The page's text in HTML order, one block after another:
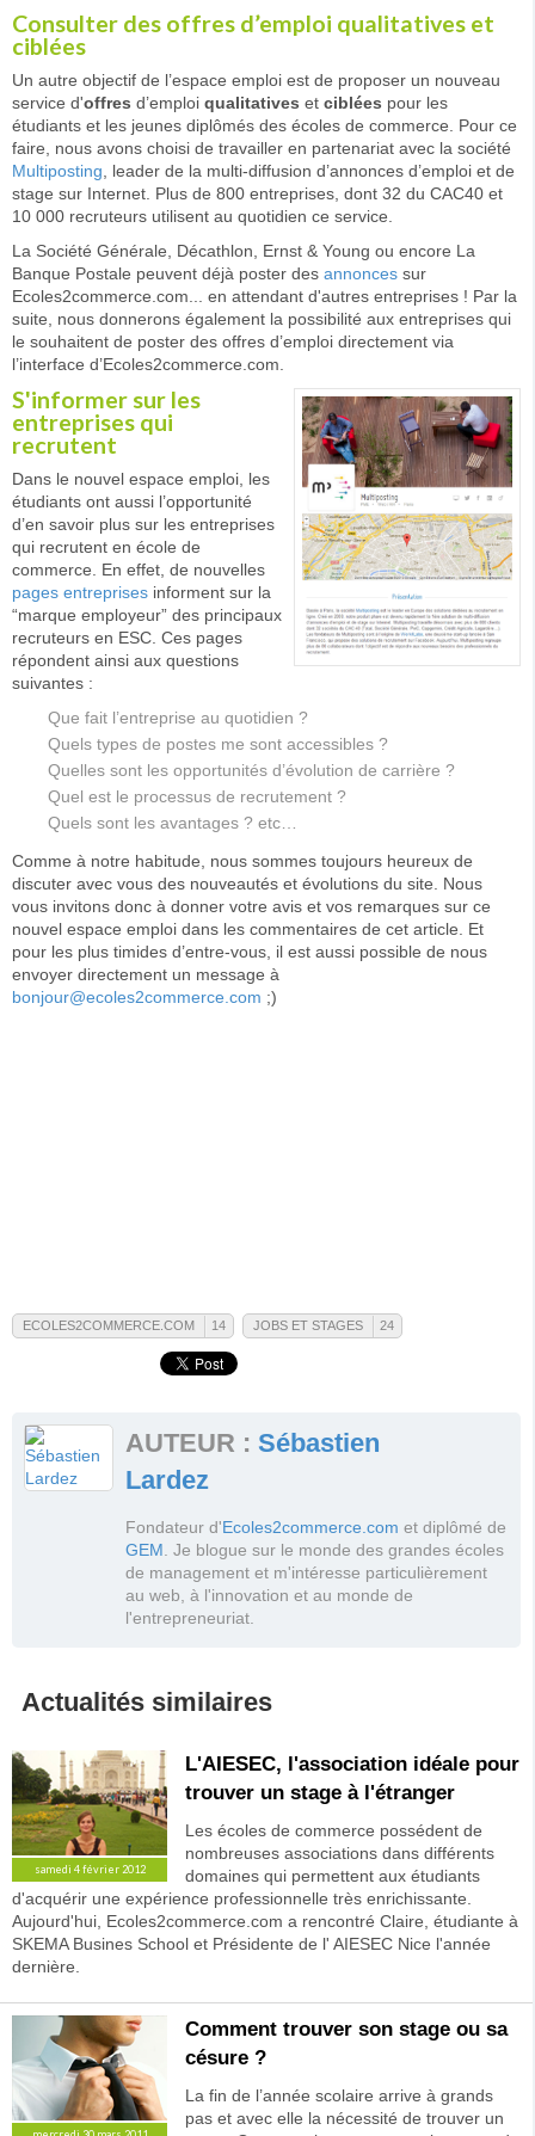
Consulter des offres d’emploi qualitatives et
ciblées
Un autre objectif de l’espace emploi est de proposer un nouveau
service d'offres d’emploi qualitatives et ciblées pour les
étudiants et les jeunes diplômés des écoles de commerce. Pour ce
faire, nous avons choisi de travailler en partenariat avec la société
Multiposting , leader de la multi-diffusion d’annonces d’emploi et de
stage sur Internet. Plus de 800 entreprises, dont 32 du CAC40 et
10 000 recruteurs utilisent au quotidien ce service.
La Société Générale, Décathlon, Ernst & Young ou encore La
Banque Postale peuvent déjà poster des annonces sur
Ecoles2commerce.com... en attendant d'autres entreprises ! Par la
suite, nous donnerons également la possibilité aux entreprises qui
le souhaitent de poster des offres d’emploi directement via
l’interface d’Ecoles2commerce.com.
S'informer sur les
entreprises qui
recrutent
Dans le nouvel espace emploi, les
étudiants ont aussi l’opportunité
d’en savoir plus sur les entreprises
qui recrutent en école de
commerce. En effet, de nouvelles
pages entreprises informent sur la
“marque employeur” des principaux
recruteurs en ESC. Ces pages
répondent ainsi aux questions
suivantes :
Que fait l’entreprise au quotidien ?
Quels types de postes me sont accessibles ?
Quelles sont les opportunités d’évolution de carrière ?
Quel est le processus de recrutement ?
Quels sont les avantages ? etc…
Comme à notre habitude, nous sommes toujours heureux de
discuter avec vous des nouveautés et évolutions du site. Nous
vous invitons donc à donner votre avis et vos remarques sur ce
nouvel espace emploi dans les commentaires de cet article. Et
pour les plus timides d’entre-vous, il est aussi possible de nous
envoyer directement un message à
bonjour@ecoles2commerce.com ;)
ECOLES2COMMERCE.COM 14
Ecoles2commerce.com
Voir toutes les actualités de ce tag
Voir tous les messages du forum
JOBS ET STAGES 24
Voir toutes les actualités de ce tag
AUTEUR : Sébastien
Lardez
Fondateur d'Ecoles2commerce.com et diplômé de
GEM . Je blogue sur le monde des grandes écoles
de management et m'intéresse particulièrement
au web, à l'innovation et au monde de
l'entrepreneuriat.
Actualités similaires
samedi 4 février 2012
L'AIESEC, l'association idéale pour
trouver un stage à l'étranger
Les écoles de commerce possédent de
nombreuses associations dans différents
domaines qui permettent aux étudiants
d'acquérir une expérience professionnelle très enrichissante.
Aujourd'hui, Ecoles2commerce.com a rencontré Claire, étudiante à
SKEMA Busines School et Présidente de l' AIESEC Nice l'année
dernière.
Comment trouver son stage ou sa
césure ?
La fin de l’année scolaire arrive à grands
pas et avec elle la nécessité de trouver un